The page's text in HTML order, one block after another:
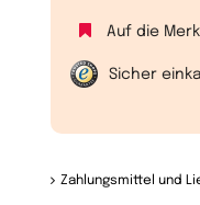
Auf die
Sicher
Zahlungsmittel und